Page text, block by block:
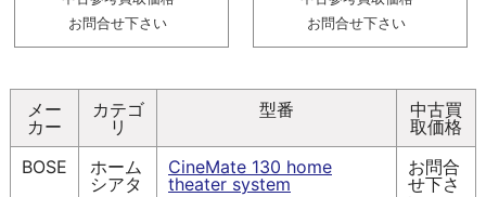
お問合せ下さい
お問合せ下さい
メー
カー
カテゴ
リ
型番
中古買
取価格
BOSE
ホーム
シアタ
CineMate 130 home
theater system
お問合
せ下さ